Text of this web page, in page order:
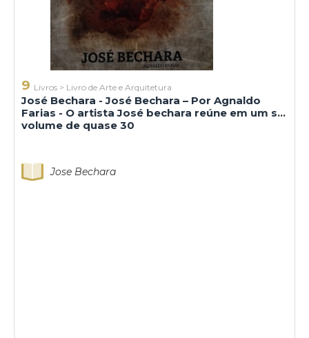
9 Livros > Livro de Arte e Arquitetura
José Bechara - José Bechara – Por Agnaldo
Farias - O artista José bechara reúne em um só
volume de quase 30
Jose Bechara